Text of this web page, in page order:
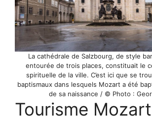
La cathédrale de Salzbourg, de style
entourée de trois places, constituait le
spirituelle de la ville. C’est ici que se
baptismaux dans lesquels Mozart a été
de sa naissance / © Photo :
Tourisme